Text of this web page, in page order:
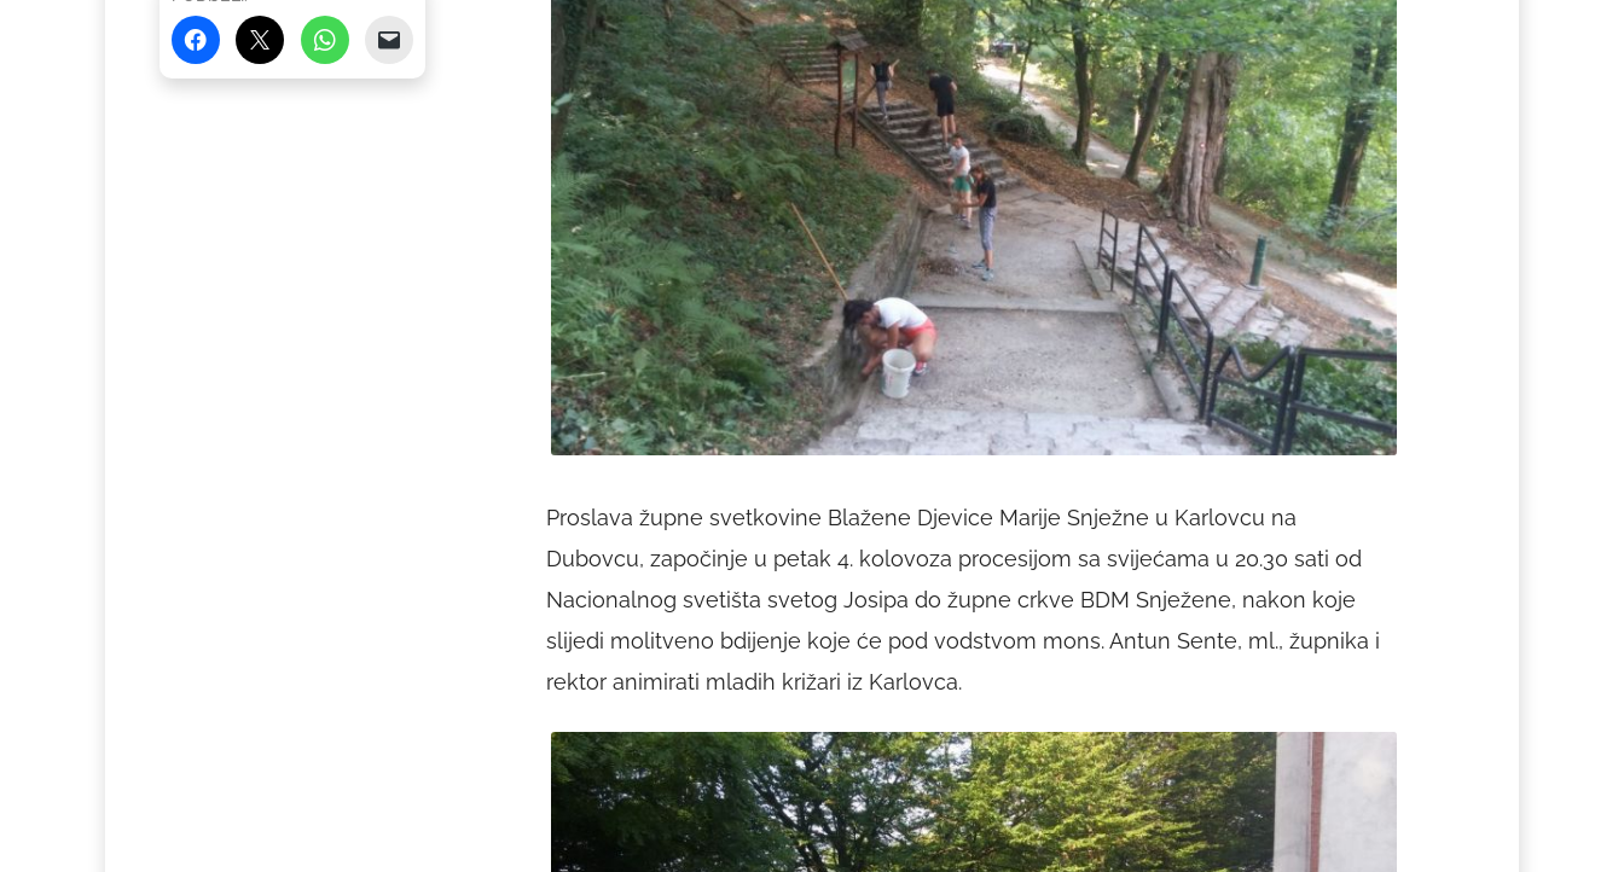
Proslava župne svetkovine Blažene Djevice Marije Snježne u Karlovcu na
Dubovcu, započinje u petak 4. kolovoza procesijom sa svijećama u 20.30 sati od
Nacionalnog svetišta svetog Josipa do župne crkve BDM Snježene, nakon koje
slijedi molitveno bdijenje koje će pod vodstvom mons. Antun Sente, ml., župnika i
rektor animirati mladih križari iz Karlovca.